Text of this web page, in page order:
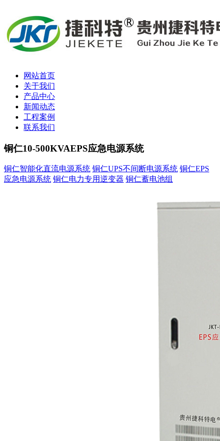
网站首页
关于我们
产品中心
新闻动态
工程案例
联系我们
铜仁10-500KVAEPS应急电源系统
铜仁智能化直流电源系统 铜仁UPS不间断电源系统 铜仁EPS
应急电源系统 铜仁电力专用逆变器 铜仁蓄电池组